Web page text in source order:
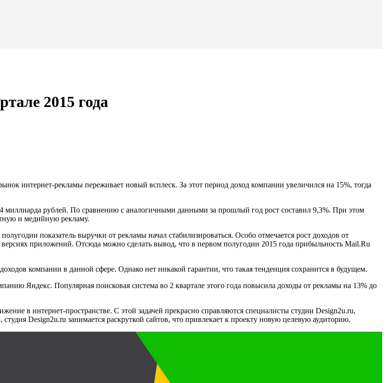
2015 года
интернет-рекламы переживает новый всплеск. За этот период доход компании увеличился на 15%, тогда
миллиарда рублей. По сравнению с аналогичными данными за прошлый год рост составил 9,3%. При этом
и медийную рекламу.
показатель выручки от рекламы начал стабилизироваться. Особо отмечается рост доходов от
приложений. Отсюда можно сделать вывод, что в первом полугодии 2015 года прибыльность Mail.Ru
компании в данной сфере. Однако нет никакой гарантии, что такая тенденция сохранится в будущем.
Яндекс. Популярная поисковая система во 2 квартале этого года повысила доходы от рекламы на 13% до
в интернет-пространстве. С этой задачей прекрасно справляются специалисты студии Design2u.ru,
студия Design2u.ru занимается раскруткой сайтов, что привлекает к проекту новую целевую аудиторию.